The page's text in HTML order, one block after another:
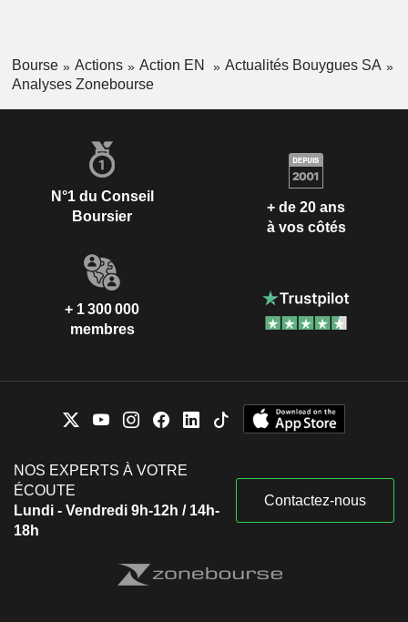
Bourse Actions Action EN
Actualités Bouygues SA
Analyses Zonebourse
N°1 du Conseil
Boursier
+ de 20 ans
à vos côtés
+ 1 300 000
membres
NOS EXPERTS À VOTRE
ÉCOUTE
Lundi - Vendredi 9h-12h / 14h-
18h
Contactez-nous